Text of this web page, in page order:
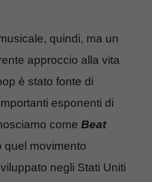
quindi, ma un
approccio alla vita
è stato fonte di
esponenti di
come Beat
quel movimento
negli Stati Uniti